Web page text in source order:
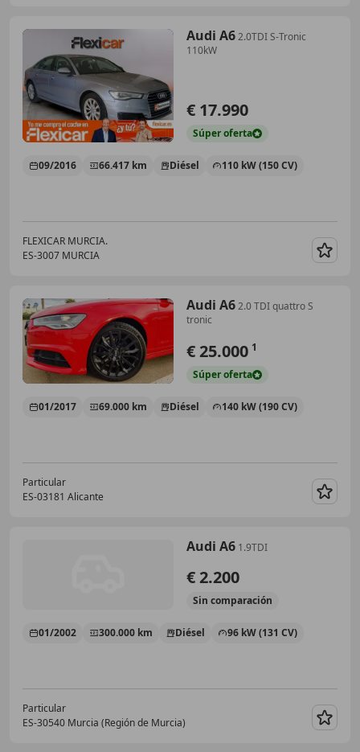
Audi A62.0TDI S-Tronic
110kW
€ 17.990
Súperoferta
09/2016 66.417 km Diésel 110 kW (150 CV)
FLEXICAR MURCIA.
ES-3007 MURCIA
Audi A62.0 TDI quattro S
tronic
€ 25.000 1
Súperoferta
01/2017 69.000 km Diésel 140 kW (190 CV)
Particular
ES-03181 Alicante
Audi A6 1.9TDI
€ 2.200
Sin comparación
01/2002 300.000 km Diésel 96 kW (131 CV)
Particular
ES-30540 Murcia (Región de Murcia)